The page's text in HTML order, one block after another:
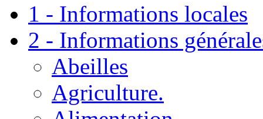
1 - Informations locales
2 - Informations
Abeilles
Agriculture.